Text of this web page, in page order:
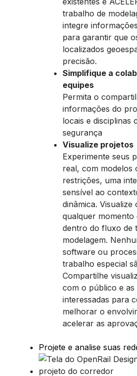
trabalho de
integre
para garantir que
localizados
precisão.
Simplifique a
equipes
Permita o
informações do
locais e disciplinas
segurança
Visualize projetos
Experimente seus
real, com modelos
restrições, uma
sensível ao
dinâmica. Visualize
qualquer momento
dentro do fluxo de
modelagem.
software ou
trabalho especial
Compartilhe
com o público e as
interessadas para
melhorar o
acelerar as
Projete e analise suas